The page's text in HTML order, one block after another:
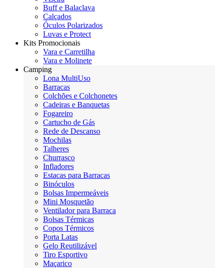
Buff e Balaclava
Calçados
Óculos Polarizados
Luvas e Protect
Kits Promocionais
Vara e Carretilha
Vara e Molinete
Camping
Lona MultiUso
Barracas
Colchões e Colchonetes
Cadeiras e Banquetas
Fogareiro
Cartucho de Gás
Rede de Descanso
Mochilas
Talheres
Churrasco
Infladores
Estacas para Barracas
Binóculos
Bolsas Impermeáveis
Mini Mosquetão
Ventilador para Barraca
Bolsas Térmicas
Copos Térmicos
Porta Latas
Gelo Reutilizável
Tiro Esportivo
Maçarico